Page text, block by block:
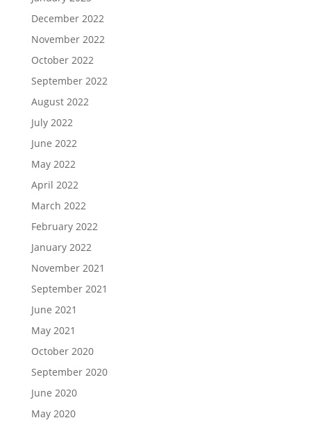
December 2022
November 2022
October 2022
September 2022
August 2022
July 2022
June 2022
May 2022
April 2022
March 2022
February 2022
January 2022
November 2021
September 2021
June 2021
May 2021
October 2020
September 2020
June 2020
May 2020